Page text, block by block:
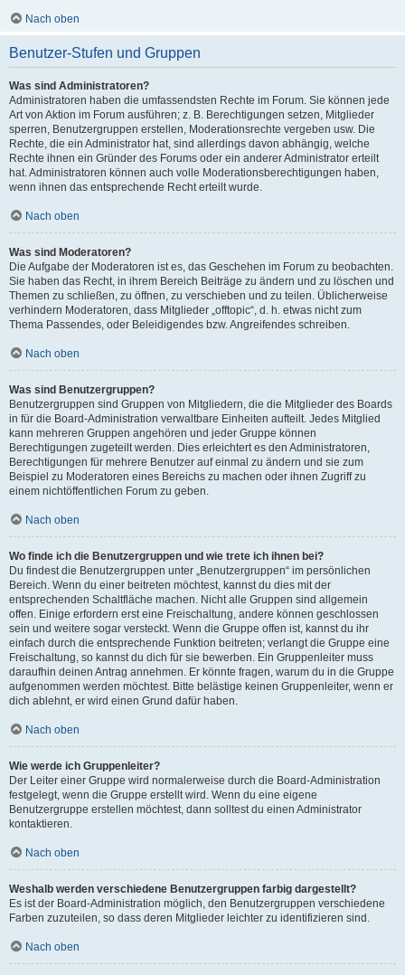
Nach oben
Benutzer-Stufen und Gruppen
Was sind Administratoren?
Administratoren haben die umfassendsten Rechte im Forum. Sie können jede
Art von Aktion im Forum ausführen; z. B. Berechtigungen setzen, Mitglieder
sperren, Benutzergruppen erstellen, Moderationsrechte vergeben usw. Die
Rechte, die ein Administrator hat, sind allerdings davon abhängig, welche
Rechte ihnen ein Gründer des Forums oder ein anderer Administrator erteilt
hat. Administratoren können auch volle Moderationsberechtigungen haben,
wenn ihnen das entsprechende Recht erteilt wurde.
Nach oben
Was sind Moderatoren?
Die Aufgabe der Moderatoren ist es, das Geschehen im Forum zu beobachten.
Sie haben das Recht, in ihrem Bereich Beiträge zu ändern und zu löschen und
Themen zu schließen, zu öffnen, zu verschieben und zu teilen. Üblicherweise
verhindern Moderatoren, dass Mitglieder „offtopic“, d. h. etwas nicht zum
Thema Passendes, oder Beleidigendes bzw. Angreifendes schreiben.
Nach oben
Was sind Benutzergruppen?
Benutzergruppen sind Gruppen von Mitgliedern, die die Mitglieder des Boards
in für die Board-Administration verwaltbare Einheiten aufteilt. Jedes Mitglied
kann mehreren Gruppen angehören und jeder Gruppe können
Berechtigungen zugeteilt werden. Dies erleichtert es den Administratoren,
Berechtigungen für mehrere Benutzer auf einmal zu ändern und sie zum
Beispiel zu Moderatoren eines Bereichs zu machen oder ihnen Zugriff zu
einem nichtöffentlichen Forum zu geben.
Nach oben
Wo finde ich die Benutzergruppen und wie trete ich ihnen bei?
Du findest die Benutzergruppen unter „Benutzergruppen“ im persönlichen
Bereich. Wenn du einer beitreten möchtest, kannst du dies mit der
entsprechenden Schaltfläche machen. Nicht alle Gruppen sind allgemein
offen. Einige erfordern erst eine Freischaltung, andere können geschlossen
sein und weitere sogar versteckt. Wenn die Gruppe offen ist, kannst du ihr
einfach durch die entsprechende Funktion beitreten; verlangt die Gruppe eine
Freischaltung, so kannst du dich für sie bewerben. Ein Gruppenleiter muss
daraufhin deinen Antrag annehmen. Er könnte fragen, warum du in die Gruppe
aufgenommen werden möchtest. Bitte belästige keinen Gruppenleiter, wenn er
dich ablehnt, er wird einen Grund dafür haben.
Nach oben
Wie werde ich Gruppenleiter?
Der Leiter einer Gruppe wird normalerweise durch die Board-Administration
festgelegt, wenn die Gruppe erstellt wird. Wenn du eine eigene
Benutzergruppe erstellen möchtest, dann solltest du einen Administrator
kontaktieren.
Nach oben
Weshalb werden verschiedene Benutzergruppen farbig dargestellt?
Es ist der Board-Administration möglich, den Benutzergruppen verschiedene
Farben zuzuteilen, so dass deren Mitglieder leichter zu identifizieren sind.
Nach oben